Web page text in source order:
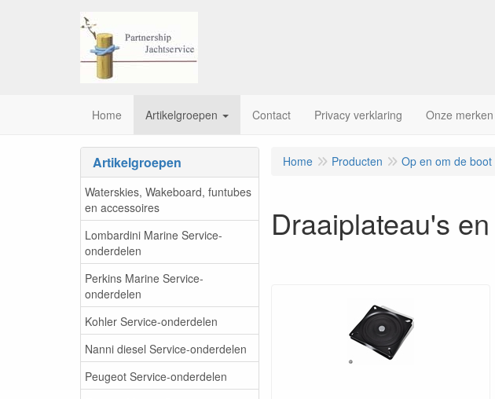
Home Artikelgroepen Contact Privacy verklaring Onze merken
Artikelgroepen
Waterskies, Wakeboard, funtubes
en accessoires
Lombardini Marine Service-
onderdelen
Perkins Marine Service-
onderdelen
Kohler Service-onderdelen
Nanni diesel Service-onderdelen
Peugeot Service-onderdelen
Home Producten Op en om de boot
Draaiplateau's